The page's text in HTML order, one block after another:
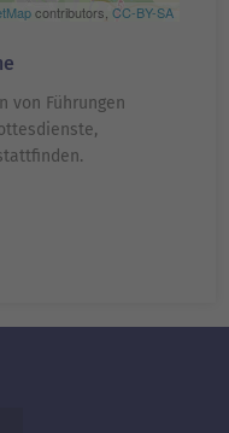
contributors, CC-BY-SA
von Führungen